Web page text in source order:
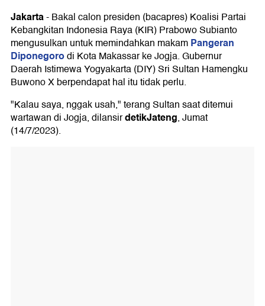
Jakarta-Bakal calon presiden (bacapres) Koalisi Partai
Kebangkitan Indonesia Raya (KIR) Prabowo Subianto
mengusulkan untuk memindahkan makamPangeran
Diponegorodi Kota Makassar ke Jogja. Gubernur
Daerah Istimewa Yogyakarta (DIY) Sri Sultan Hamengku
Buwono X berpendapat hal itu tidak perlu.
"Kalau saya, nggak usah," terang Sultan saat ditemui
wartawan di Jogja, dilansirdetikJateng, Jumat
(14/7/2023).